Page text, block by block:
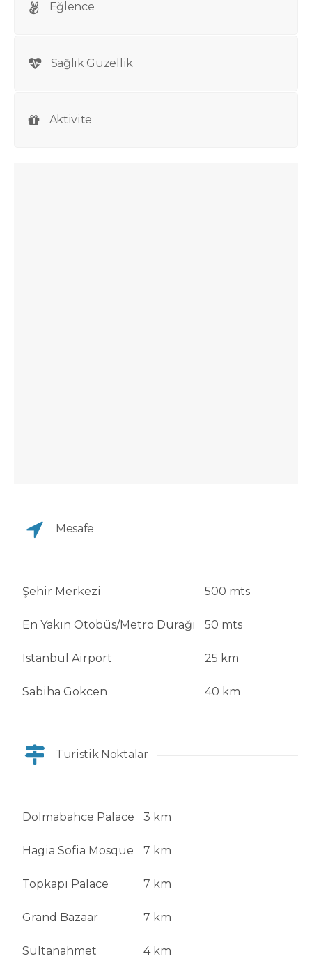
Eğlence
Sağlık Güzellik
Aktivite
Mesafe
Şehir Merkezi 500 mts
En Yakın Otobüs/Metro Durağı 50 mts
Istanbul Airport 25 km
Sabiha Gokcen 40 km
Turistik Noktalar
Dolmabahce Palace 3 km
Hagia Sofia Mosque 7 km
Topkapi Palace 7 km
Grand Bazaar 7 km
Sultanahmet 4 km